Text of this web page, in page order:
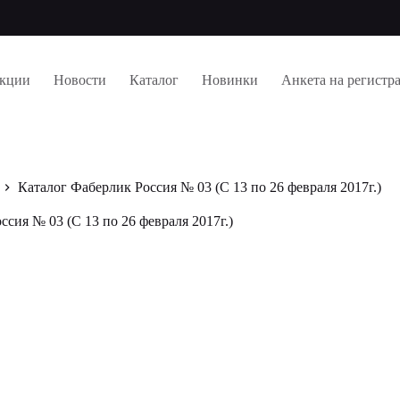
Новости Каталог Новинки Анкета на
Каталог Фаберлик Россия № 03 (С 13 по 26 февраля 2017г.)
№ 03 (С 13 по 26 февраля 2017г.)